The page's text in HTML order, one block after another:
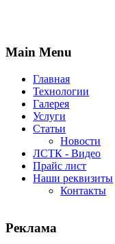
Main Menu
Главная
Технологии
Галерея
Услуги
Статьи
Новости
ЛСТК - Видео
Прайс лист
Наши реквизиты
Контакты
Реклама